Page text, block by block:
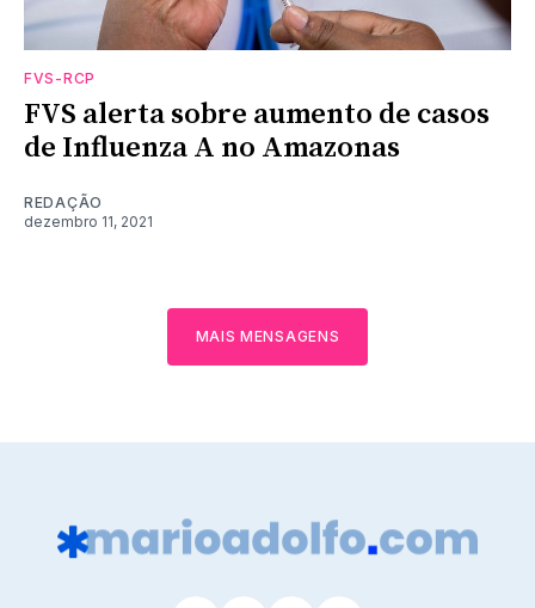
FVS-RCP
FVS alerta sobre aumento de casos
de Influenza A no Amazonas
REDAÇÃO
dezembro 11, 2021
MAIS MENSAGENS